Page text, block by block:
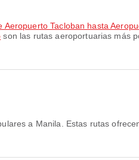
Aeropuerto Tacloban hasta
son las rutas aeroportuarias más
a Manila. Estas rutas